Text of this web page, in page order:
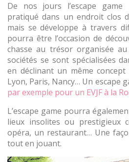
De nos jours l’escape game
pratiqué dans un endroit clos
mais se développe à travers
pourra être l’occasion de
chasse au trésor organisée
sociétés se sont spécialisées
en déclinant un même
Lyon, Paris, Nancy… Un escape
par exemple pour un EVJF à la
L’escape game pourra
lieux insolites ou prestigieux
opéra, un restaurant… Une
tout en jouant.